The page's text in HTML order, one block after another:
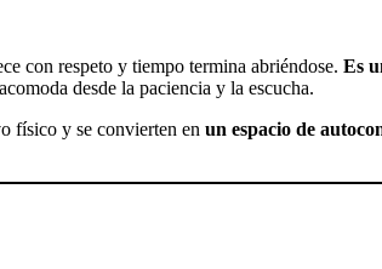
con respeto y tiempo termina abriéndose. Es
desde la paciencia y la escucha.
físico y se convierten en un espacio de